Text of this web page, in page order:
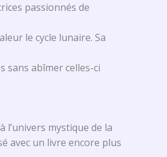
passionnés de
le cycle lunaire. Sa
sans abîmer celles-ci
l’univers mystique de la
avec un livre encore plus